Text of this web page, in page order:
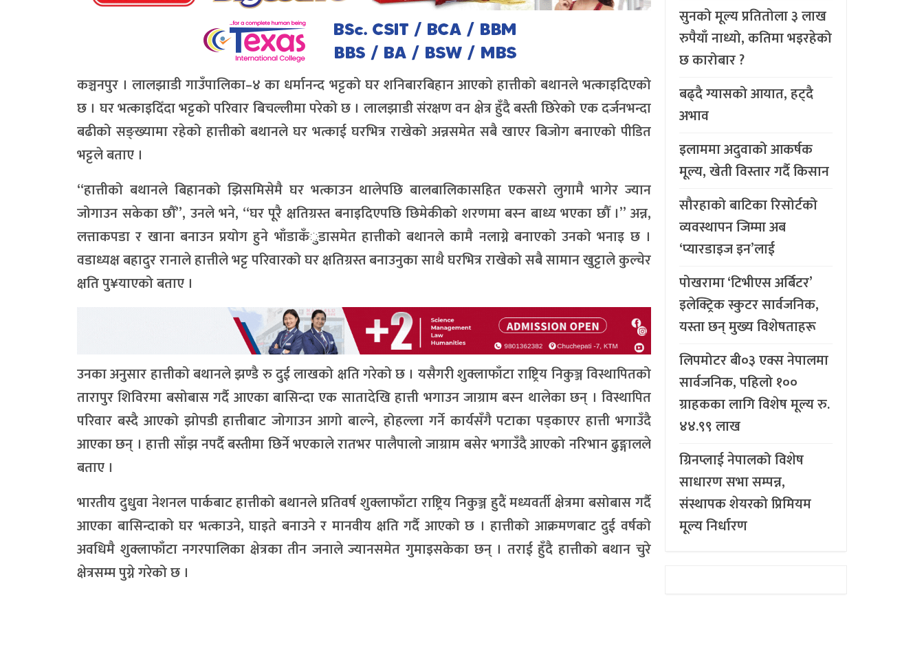
कञ्चनपुर । लालझाडी गाउँपालिका–४ का धर्मानन्द भट्टको घर शनिबारबिहान आएको हात्तीको बथानले भत्काइदिएको
छ । घर भत्काइदिँदा भट्टको परिवार बिचल्लीमा परेको छ । लालझाडी संरक्षण वन क्षेत्र हुँदै बस्ती छिरेको एक दर्जनभन्दा
बढीको सङ्ख्यामा रहेको हात्तीको बथानले घर भत्काई घरभित्र राखेको अन्नसमेत सबै खाएर बिजोग बनाएको पीडित
भट्टले बताए ।
“हात्तीको बथानले बिहानको झिसमिसेमै घर भत्काउन थालेपछि बालबालिकासहित एकसरो लुगामै भागेर ज्यान
जोगाउन सकेका छौँ”, उनले भने, “घर पूरै क्षतिग्रस्त बनाइदिएपछि छिमेकीको शरणमा बस्न बाध्य भएका छौँ ।” अन्न,
लत्ताकपडा र खाना बनाउन प्रयोग हुने भाँडाकँुडासमेत हात्तीको बथानले कामै नलाग्ने बनाएको उनको भनाइ छ ।
वडाध्यक्ष बहादुर रानाले हात्तीले भट्ट परिवारको घर क्षतिग्रस्त बनाउनुका साथै घरभित्र राखेको सबै सामान खुट्टाले कुल्चेर
क्षति पु¥याएको बताए ।
उनका अनुसार हात्तीको बथानले झण्डै रु दुई लाखको क्षति गरेको छ । यसैगरी शुक्लाफाँटा राष्ट्रिय निकुञ्ज विस्थापितको
तारापुर शिविरमा बसोबास गर्दै आएका बासिन्दा एक सातादेखि हात्ती भगाउन जाग्राम बस्न थालेका छन् । विस्थापित
परिवार बस्दै आएको झोपडी हात्तीबाट जोगाउन आगो बाल्ने, होहल्ला गर्ने कार्यसँगै पटाका पड्काएर हात्ती भगाउँदै
आएका छन् । हात्ती साँझ नपर्दै बस्तीमा छिर्ने भएकाले रातभर पालैपालो जाग्राम बसेर भगाउँदै आएको नरिभान ढुङ्गालले
बताए ।
भारतीय दुधुवा नेशनल पार्कबाट हात्तीको बथानले प्रतिवर्ष शुक्लाफाँटा राष्ट्रिय निकुञ्ज हुदैं मध्यवर्ती क्षेत्रमा बसोबास गर्दै
आएका बासिन्दाको घर भत्काउने, घाइते बनाउने र मानवीय क्षति गर्दै आएको छ । हात्तीको आक्रमणबाट दुई वर्षको
अवधिमै शुक्लाफाँटा नगरपालिका क्षेत्रका तीन जनाले ज्यानसमेत गुमाइसकेका छन् । तराई हुँदै हात्तीको बथान चुरे
क्षेत्रसम्म पुग्ने गरेको छ ।
सुनको मूल्य प्रतितोला ३ लाख
रुपैयाँ नाध्यो, कतिमा भइरहेको
छ कारोबार ?
बढ्दै ग्यासको आयात, हट्दै
अभाव
इलाममा अदुवाको आकर्षक
मूल्य, खेती विस्तार गर्दै किसान
सौरहाको बाटिका रिसोर्टको
व्यवस्थापन जिम्मा अब
‘प्यारडाइज इन’लाई
पोखरामा ‘टिभीएस अर्बिटर’
इलेक्ट्रिक स्कुटर सार्वजनिक,
यस्ता छन् मुख्य विशेषताहरू
लिपमोटर बी०३ एक्स नेपालमा
सार्वजनिक, पहिलो १००
ग्राहकका लागि विशेष मूल्य रु.
४४.९९ लाख
ग्रिनप्लाई नेपालको विशेष
साधारण सभा सम्पन्न,
संस्थापक शेयरको प्रिमियम
मूल्य निर्धारण